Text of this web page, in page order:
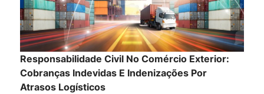
Responsabilidade Civil No Comércio Exterior:
Cobranças Indevidas E Indenizações Por
Atrasos Logísticos